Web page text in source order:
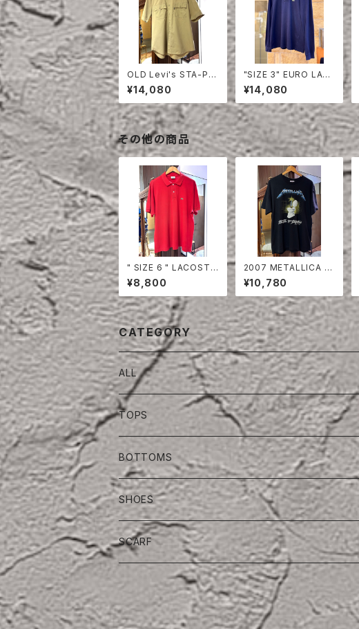
OLD Levi's STA-PR
EST HALF SLEEVE S
HIRT
¥14,080
"SIZE 3" EURO LAC
OSTE POLO SHIRT
LONG SLEEVE
¥14,080
その他の商品
" SIZE 6 " LACOSTE
POLO SHIRT RED
¥8,800
2007 METALLICA T-
SHIRT
¥10,780
CATEGORY
ALL
TOPS
BOTTOMS
SHOES
SCARF